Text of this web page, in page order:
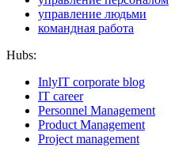
управление людьми
командная работа
Hubs:
InlyIT corporate blog
IT career
Personnel Management
Product Management
Project management